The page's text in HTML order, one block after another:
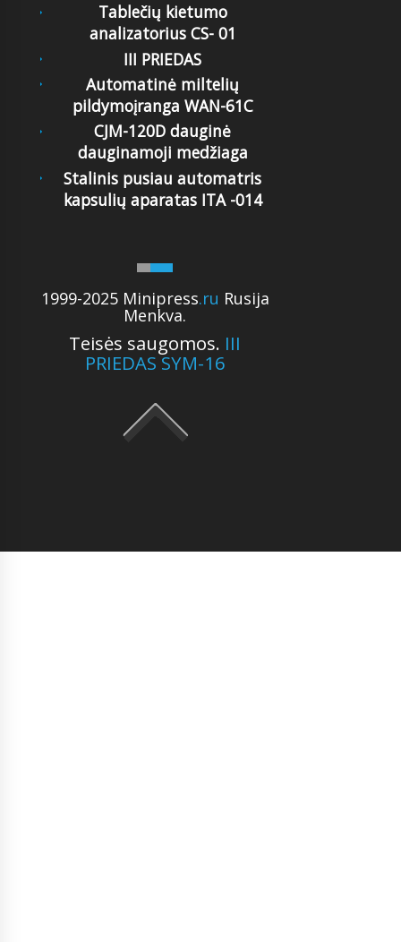
1999-2025 Minipress.ru Rusija
Menkva.
Teisės saugomos. III
PRIEDAS SYM-16
Tablečių kietumo
analizatorius CS- 01
III PRIEDAS
Automatinė miltelių
pildymoįranga WAN-61C
CJM-120D dauginė
dauginamoji medžiaga
Stalinis pusiau automatris
kapsulių aparatas ITA -014